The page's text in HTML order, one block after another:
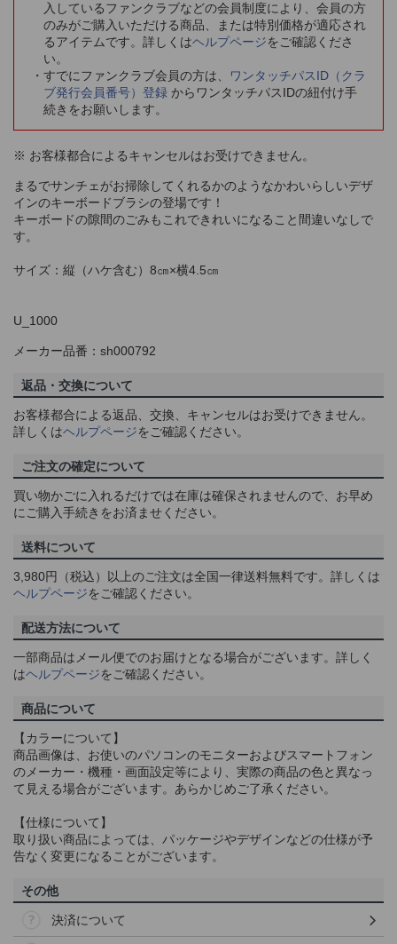
入しているファンクラブなどの会員制度により、会員の方
のみがご購入いただける商品、または特別価格が適応され
るアイテムです。詳しくはヘルプページをご確認くださ
い。
すでにファンクラブ会員の方は、
ワンタッチパスID（クラ
ブ発行会員番号）登録 からワンタッチパスIDの紐付け手
続きをお願いします。
※ お客様都合によるキャンセルはお受けできません。
まるでサンチェがお掃除してくれるかのようなかわいらしいデザ
インのキーボードブラシの登場です！
キーボードの隙間のごみもこれできれいになること間違いなしで
す。
サイズ：縦（ハケ含む）8㎝×横4.5㎝
U_1000
メーカー品番：sh000792
返品・交換について
お客様都合による返品、交換、キャンセルはお受けできません。
詳しくはヘルプページをご確認ください。
ご注文の確定について
買い物かごに入れるだけでは在庫は確保されませんので、お早め
にご購入手続きをお済ませください。
送料について
3,980円（税込）以上のご注文は全国一律送料無料です。詳しくは
ヘルプページをご確認ください。
配送方法について
一部商品はメール便でのお届けとなる場合がございます。詳しく
はヘルプページをご確認ください。
商品について
【カラーについて】
商品画像は、お使いのパソコンのモニターおよびスマートフォン
のメーカー・機種・画面設定等により、実際の商品の色と異なっ
て見える場合がございます。あらかじめご了承ください。
【仕様について】
取り扱い商品によっては、パッケージやデザインなどの仕様が予
告なく変更になることがございます。
その他
決済について